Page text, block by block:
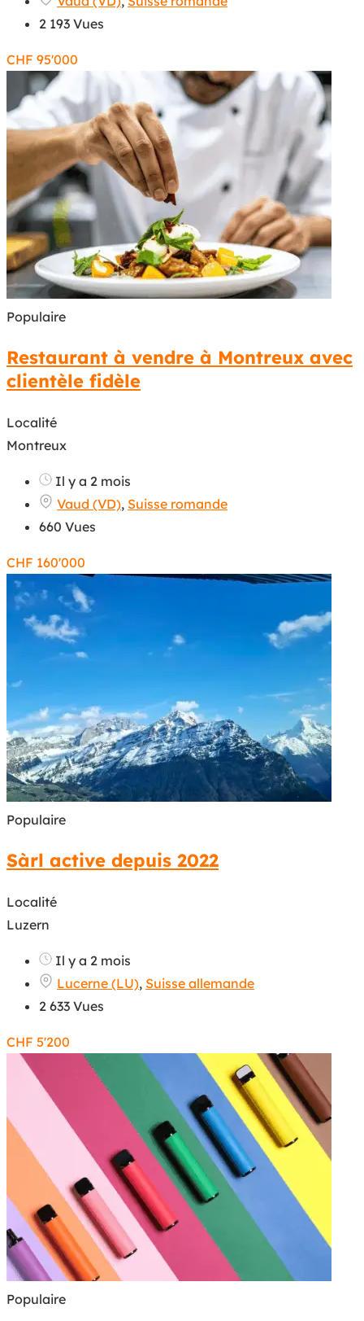
2 193 Vues
CHF 95'000
Populaire
Restaurant à vendre à Montreux avec
clientèle fidèle
Localité
Montreux
Il y a 2 mois
Vaud (VD), Suisse romande
660 Vues
CHF 160'000
Populaire
Sàrl active depuis 2022
Localité
Luzern
Il y a 2 mois
Lucerne (LU), Suisse allemande
2 633 Vues
CHF 5'200
Populaire